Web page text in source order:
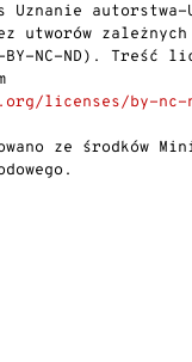
Uznanie autorstwa-
utworów
BY-NC-ND). Treść
licenses/by-
ze środków